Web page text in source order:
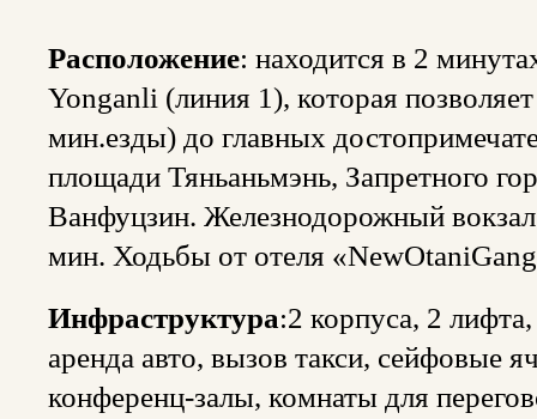
Расположение: находится в 2
Yonganli (линия 1), которая
мин.езды) до главных
площади Тяньаньмэнь, Запретного
Ванфуцзин. Железнодорожный
мин. Ходьбы от отеля
Инфраструктура:2 корпуса, 2
аренда авто, вызов такси, сейфовые
конференц-залы, комнаты для